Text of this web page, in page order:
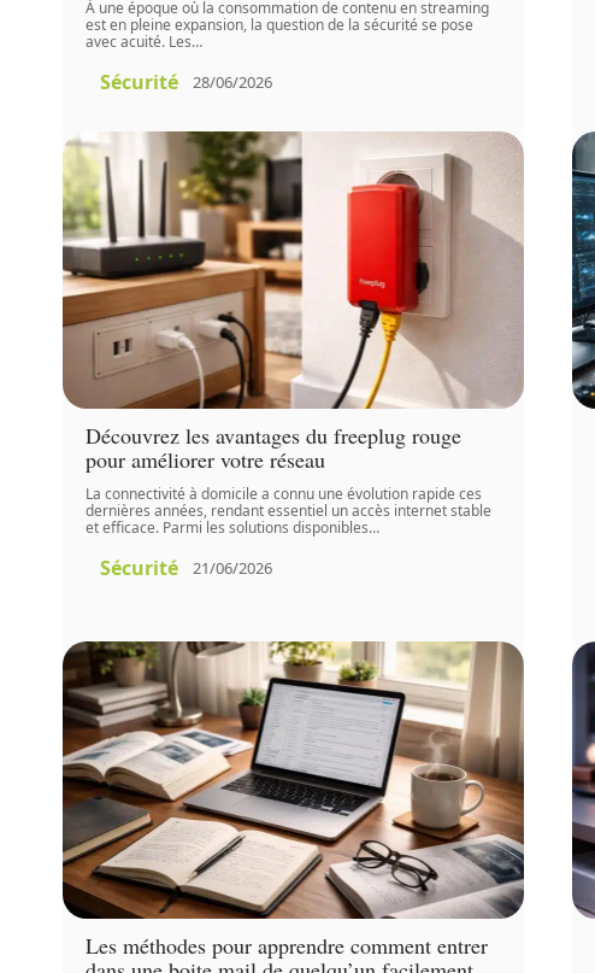
À une époque où la consommation de contenu en streaming
est en pleine expansion, la question de la sécurité se pose
avec acuité. Les…
Sécurité 28/06/2026
Découvrez les avantages du freeplug rouge
pour améliorer votre réseau
La connectivité à domicile a connu une évolution rapide ces
dernières années, rendant essentiel un accès internet stable
et efficace. Parmi les solutions disponibles…
Sécurité 21/06/2026
Les méthodes pour apprendre comment entrer